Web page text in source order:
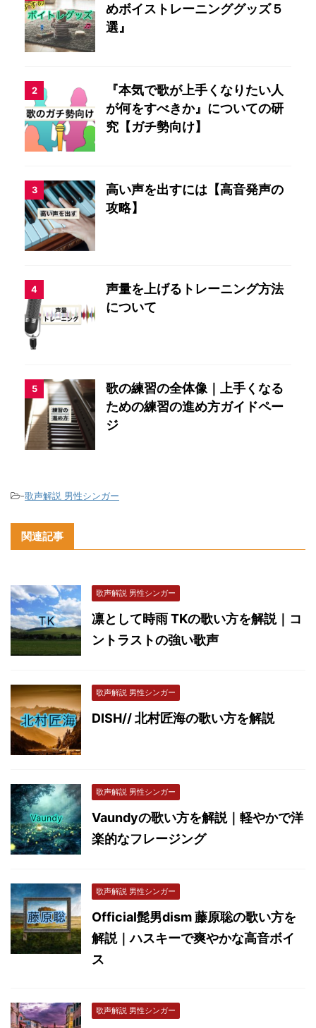
めボイストレーニンググッズ５
選』
2
『本気で歌が上手くなりたい人
が何をすべきか』についての研
究【ガチ勢向け】
3
高い声を出すには【高音発声の
攻略】
4
声量を上げるトレーニング方法
について
5
歌の練習の全体像｜上手くなる
ための練習の進め方ガイドペー
ジ
-歌声解説 男性シンガー
関連記事
歌声解説 男性シンガー
凛として時雨 TKの歌い方を解説｜コ
ントラストの強い歌声
歌声解説 男性シンガー
DISH// 北村匠海の歌い方を解説
歌声解説 男性シンガー
Vaundyの歌い方を解説｜軽やかで洋
楽的なフレージング
歌声解説 男性シンガー
Official髭男dism 藤原聡の歌い方を
解説｜ハスキーで爽やかな高音ボイ
ス
歌声解説 男性シンガー